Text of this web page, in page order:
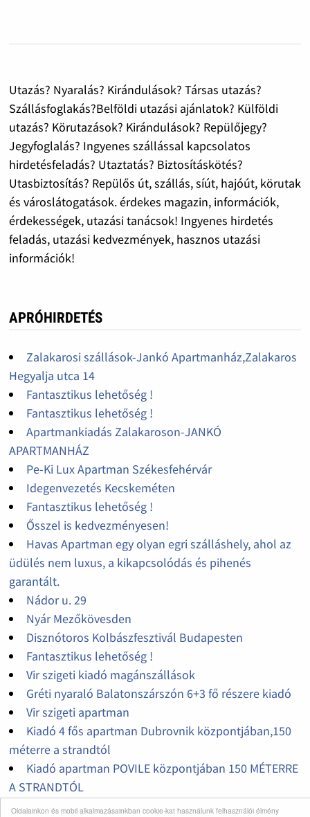
Oldalainkon és mobil alkalmazásainkban cookie-kat használunk felhasználói élmény
Utazás? Nyaralás? Kirándulások? Társas utazás?
Szállásfoglakás?Belföldi utazási ajánlatok? Külföldi
utazás? Körutazások? Kirándulások? Repülőjegy?
Jegyfoglalás? Ingyenes szállással kapcsolatos
hirdetésfeladás? Utaztatás? Biztosításkötés?
Utasbiztosítás? Repülős út, szállás, síút, hajóút, körutak
és városlátogatások. érdekes magazin, információk,
érdekességek, utazási tanácsok! Ingyenes hirdetés
feladás, utazási kedvezmények, hasznos utazási
információk!
APRÓHIRDETÉS
Zalakarosi szállások-Jankó Apartmanház,Zalakaros
Hegyalja utca 14
Fantasztikus lehetőség !
Fantasztikus lehetőség !
Apartmankiadás Zalakaroson-JANKÓ
APARTMANHÁZ
Pe-Ki Lux Apartman Székesfehérvár
Idegenvezetés Kecskeméten
Fantasztikus lehetőség !
Ősszel is kedvezményesen!
Havas Apartman egy olyan egri szálláshely, ahol az
üdülés nem luxus, a kikapcsolódás és pihenés
garantált.
Nádor u. 29
Nyár Mezőkövesden
Disznótoros Kolbászfesztivál Budapesten
Fantasztikus lehetőség !
Vir szigeti kiadó magánszállások
Gréti nyaraló Balatonszárszón 6+3 fő részere kiadó
Vir szigeti apartman
Kiadó 4 fős apartman Dubrovnik központjában,150
méterre a strandtól
Kiadó apartman POVILE központjában 150 MÉTERRE
A STRANDTÓL
Kiadó PAG szigeti apartman Novalja városában